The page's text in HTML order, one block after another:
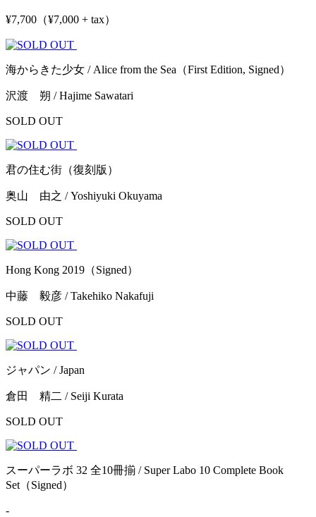
¥7,700（¥7,000 + tax）
海からきた少女 / Alice from the Sea（First Edition, Signed）
沢渡 朔 / Hajime Sawatari
SOLD OUT
君の住む街（復刻版）
奥山 由之 / Yoshiyuki Okuyama
SOLD OUT
Hong Kong 2019（Signed）
中藤 毅彦 / Takehiko Nakafuji
SOLD OUT
ジャパン / Japan
倉田 精二 / Seiji Kurata
SOLD OUT
スーパーラボ 32 全10冊揃 / Super Labo 10 Complete Book
Set（Signed）
-